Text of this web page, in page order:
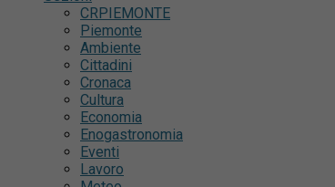
CRPIEMONTE
Piemonte
Ambiente
Cittadini
Cronaca
Cultura
Economia
Enogastronomia
Eventi
Lavoro